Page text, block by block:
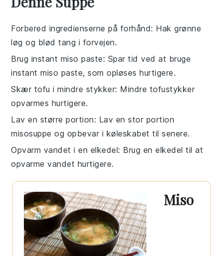
Forbered ingredienserne på forhånd: Hakgrønne
løg og blødtang i forvejen.
Brug instant miso paste: Spar tid ved at bruge
instant miso paste, som opløses hurtigere.
Skær tofu i mindre stykker: Mindre tofustykker
opvarmes hurtigere.
Lav en større portion: Lav en stor portion
misosuppe og opbevar i køleskabet til senere.
Opvarm vandet i en elkedel: Brug enelkedel til at
opvarme vandet hurtigere.
Miso